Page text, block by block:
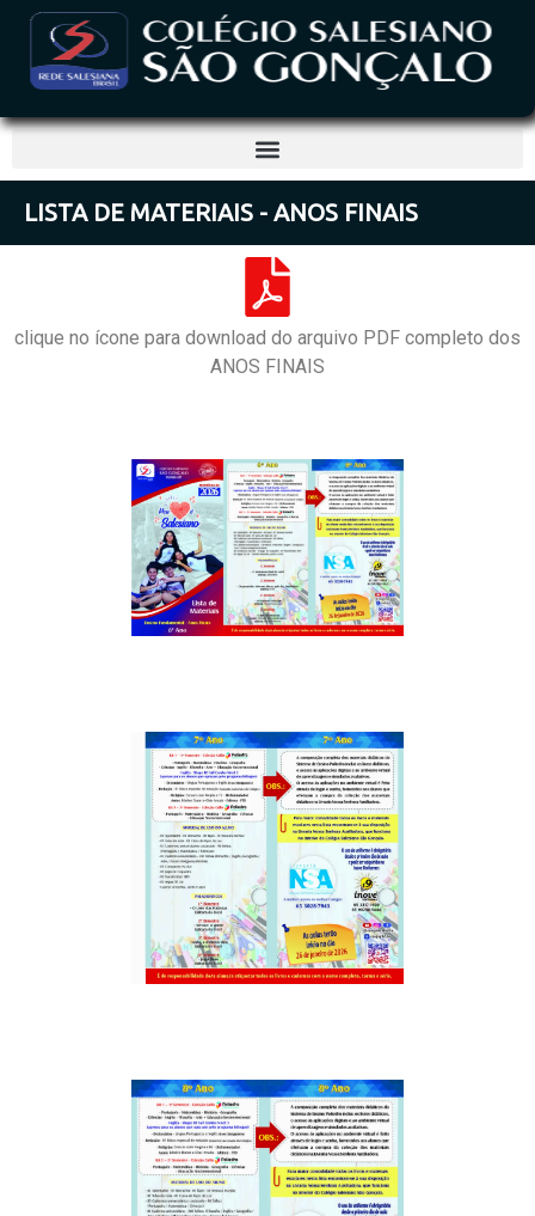
LISTA DE MATERIAIS - ANOS FINAIS
clique no ícone para download do arquivo PDF completo dos
ANOS FINAIS